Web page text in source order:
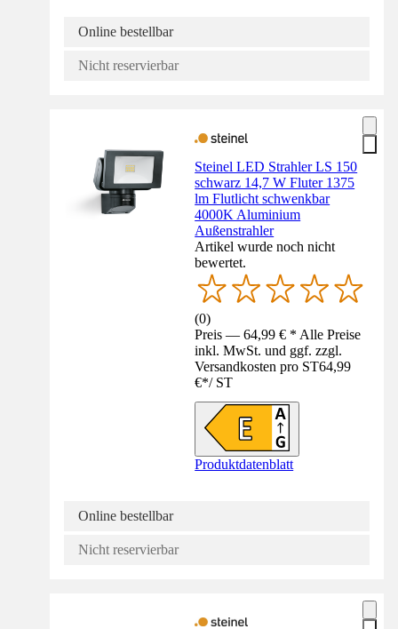
Online bestellbar
Nicht reservierbar
Steinel LED Strahler LS 150
schwarz 14,7 W Fluter 1375
lm Flutlicht schwenkbar
4000K Aluminium
Außenstrahler
Artikel wurde noch nicht
bewertet.
(0)
Preis — 64,99 € * Alle Preise
inkl. MwSt. und ggf. zzgl.
Versandkosten pro ST64,99
€*/ ST
Produktdatenblatt
Online bestellbar
Nicht reservierbar